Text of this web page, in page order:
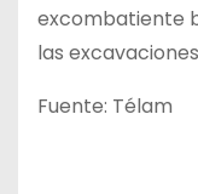
excombatiente
las
Fuente: Télam